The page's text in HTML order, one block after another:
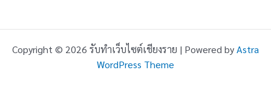
Copyright © 2026 รับทำเว็บไซต์เชียงราย | Powered byAstra
WordPress Theme